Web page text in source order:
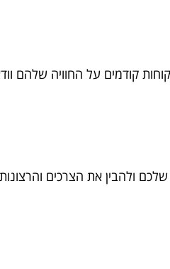
קודמים על החוויה שלהם
ולהבין את הצרכים